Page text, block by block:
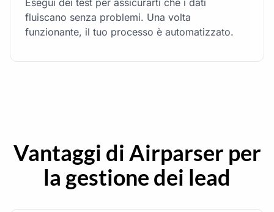
Esegui dei test per assicurarti che i dati
fluiscano senza problemi. Una volta
funzionante, il tuo processo è automatizzato.
Vantaggi di Airparser per
la gestione dei lead